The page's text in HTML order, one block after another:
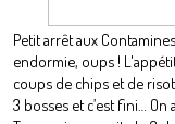
Petit arrêt aux
endormie, oups !
coups de chips et de
3 bosses et c’est fini…